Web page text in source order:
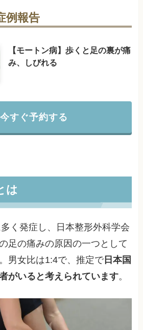
例報告
【モートン病】歩くと足の裏が痛
み、しびれる
今すぐ予約する
は
く発症し、日本整形外科学会
足の痛みの原因の一つとして
男女比は1:4で、推定で日本国
がいると考えられています。